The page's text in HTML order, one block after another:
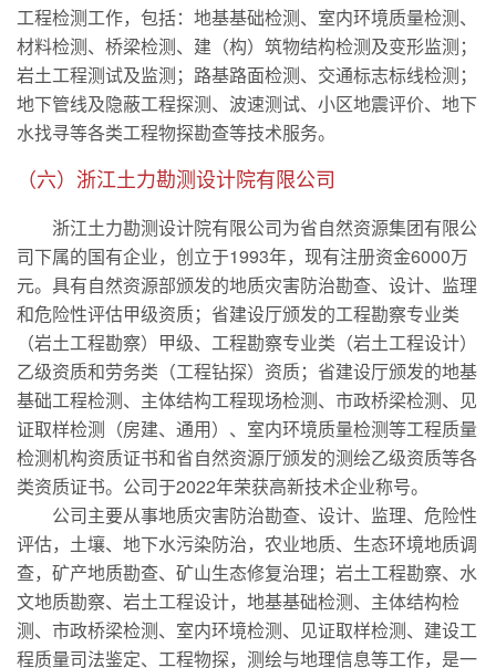
工程检测工作，包括：地基基础检测、室内环境质量检测、
材料检测、桥梁检测、建（构）筑物结构检测及变形监测；
岩土工程测试及监测；路基路面检测、交通标志标线检测；
地下管线及隐蔽工程探测、波速测试、小区地震评价、地下
水找寻等各类工程物探勘查等技术服务。
（六）浙江土力勘测设计院有限公司
浙江土力勘测设计院有限公司为省自然资源集团有限公
司下属的国有企业，创立于1993年，现有注册资金6000万
元。具有自然资源部颁发的地质灾害防治勘查、设计、监理
和危险性评估甲级资质；省建设厅颁发的工程勘察专业类
（岩土工程勘察）甲级、工程勘察专业类（岩土工程设计）
乙级资质和劳务类（工程钻探）资质；省建设厅颁发的地基
基础工程检测、主体结构工程现场检测、市政桥梁检测、见
证取样检测（房建、通用）、室内环境质量检测等工程质量
检测机构资质证书和省自然资源厅颁发的测绘乙级资质等各
类资质证书。公司于2022年荣获高新技术企业称号。
公司主要从事地质灾害防治勘查、设计、监理、危险性
评估，土壤、地下水污染防治，农业地质、生态环境地质调
查，矿产地质勘查、矿山生态修复治理；岩土工程勘察、水
文地质勘察、岩土工程设计，地基基础检测、主体结构检
测、市政桥梁检测、室内环境检测、见证取样检测、建设工
程质量司法鉴定、工程物探，测绘与地理信息等工作，是一